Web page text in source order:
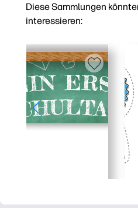
Diese Sammlungen
interessieren: